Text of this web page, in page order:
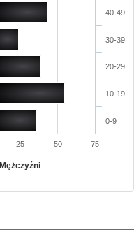
Mężczyźni
0-9
10-19
20-29
30-39
40-49
25 50 75